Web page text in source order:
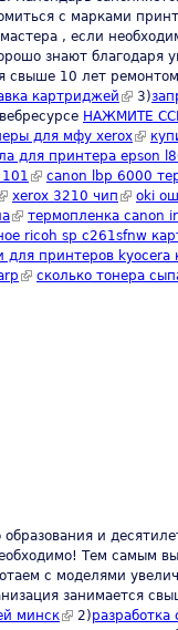
с марками
, если
знают благодаря
свыше 10 лет
картриджей (link is
3)
НАЖМИТЕ
external)
для мфу xerox(link
для принтера epson
(link is external)
canon lbp 6000
is external)
xerox 3210 чип (link is
oki
(link is external)
термопленка canon
ricoh sp c261sfnw
для принтеров kyocera
(link is external)
сколько тонера
и
Тем самым
с моделями
занимается
минск(link is external)
2)разработка